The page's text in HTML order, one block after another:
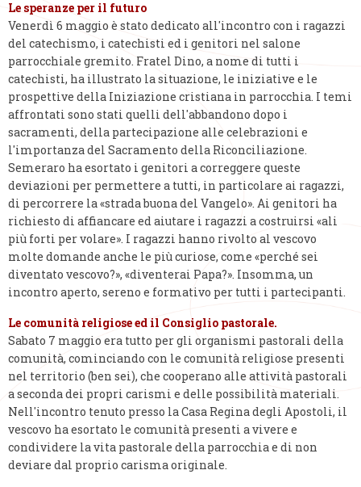
Le speranze per il futuro
Venerdì 6 maggio è stato dedicato all'incontro con i ragazzi
del catechismo, i catechisti ed i genitori nel salone
parrocchiale gremito. Fratel Dino, a nome di tutti i
catechisti, ha illustrato la situazione, le iniziative e le
prospettive della Iniziazione cristiana in parrocchia. I temi
affrontati sono stati quelli dell'abbandono dopo i
sacramenti, della partecipazione alle celebrazioni e
l'importanza del Sacramento della Riconciliazione.
Semeraro ha esortato i genitori a correggere queste
deviazioni per permettere a tutti, in particolare ai ragazzi,
di percorrere la «strada buona del Vangelo». Ai genitori ha
richiesto di affiancare ed aiutare i ragazzi a costruirsi «ali
più forti per volare». I ragazzi hanno rivolto al vescovo
molte domande anche le più curiose, come «perché sei
diventato vescovo?», «diventerai Papa?». Insomma, un
incontro aperto, sereno e formativo per tutti i partecipanti.
Le comunità religiose ed il Consiglio pastorale.
Sabato 7 maggio era tutto per gli organismi pastorali della
comunità, cominciando con le comunità religiose presenti
nel territorio (ben sei), che cooperano alle attività pastorali
a seconda dei propri carismi e delle possibilità materiali.
Nell'incontro tenuto presso la Casa Regina degli Apostoli, il
vescovo ha esortato le comunità presenti a vivere e
condividere la vita pastorale della parrocchia e di non
deviare dal proprio carisma originale.